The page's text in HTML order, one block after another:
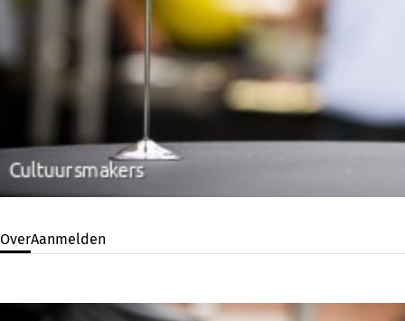
OverAanmelden